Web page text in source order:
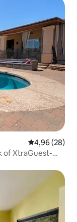
Gemiddelde
4,96 (28)
of XtraGuest-